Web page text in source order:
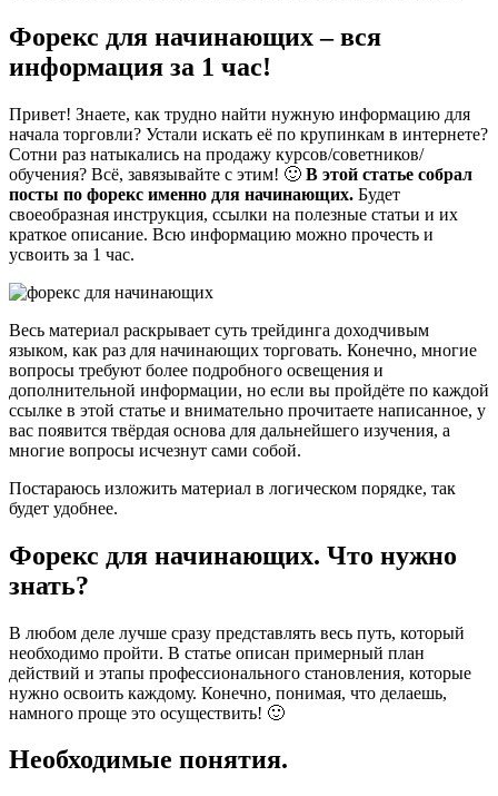
Форекс для начинающих – вся
информация за 1 час!
Привет! Знаете, как трудно найти нужную информацию для
начала торговли? Устали искать её по крупинкам в интернете?
Сотни раз натыкались на продажу курсов/советников/
обучения? Всё, завязывайте с этим! 🙂 В этой статье собрал
посты по форекс именно для начинающих. Будет
своеобразная инструкция, ссылки на полезные статьи и их
краткое описание. Всю информацию можно прочесть и
усвоить за 1 час.
Весь материал раскрывает суть трейдинга доходчивым
языком, как раз для начинающих торговать. Конечно, многие
вопросы требуют более подробного освещения и
дополнительной информации, но если вы пройдёте по каждой
ссылке в этой статье и внимательно прочитаете написанное, у
вас появится твёрдая основа для дальнейшего изучения, а
многие вопросы исчезнут сами собой.
Постараюсь изложить материал в логическом порядке, так
будет удобнее.
Форекс для начинающих. Что нужно
знать?
В любом деле лучше сразу представлять весь путь, который
необходимо пройти. В статье описан примерный план
действий и этапы профессионального становления, которые
нужно освоить каждому. Конечно, понимая, что делаешь,
намного проще это осуществить! 🙂
Необходимые понятия.